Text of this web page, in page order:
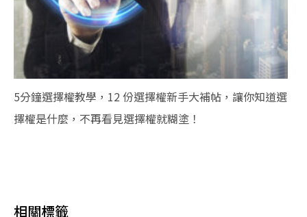
5分鐘選擇權教學，12 份選擇權新手大補帖，讓你知道選
擇權是什麼，不再看見選擇權就糊塗！
相關標籤